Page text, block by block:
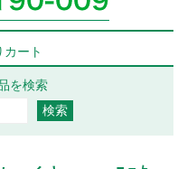
カート
を検索